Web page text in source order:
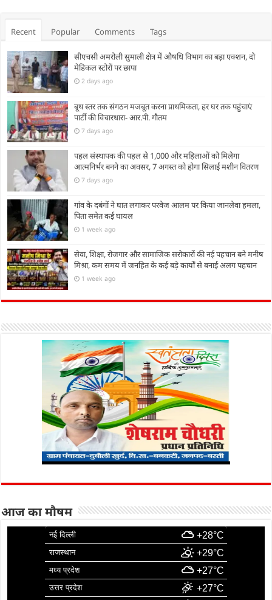
Recent Popular Comments Tags
सीएचसी अमरोली सुमाली क्षेत्र में औषधि विभाग का बड़ा एक्शन, दो
मेडिकल स्टोरों पर छापा
2 days ago
बूथ स्तर तक संगठन मजबूत करना प्राथमिकता, हर घर तक पहुंचाएं
पार्टी की विचारधारा- आर.पी. गौतम
7 days ago
पहल संस्थापक की पहल से 1,000 और महिलाओं को मिलेगा
आत्मनिर्भर बनने का अवसर, 7 अगस्त को होगा सिलाई मशीन वितरण
7 days ago
गांव के दबंगों ने घात लगाकर परवेज आलम पर किया जानलेवा हमला,
पिता समेत कई घायल
1 week ago
सेवा, शिक्षा, रोजगार और सामाजिक सरोकारों की नई पहचान बने मनीष
मिश्रा, कम समय में जनहित के कई बड़े कार्यों से बनाई अलग पहचान
1 week ago
आज का मौषम
नई दिल्ली +28°C
राजस्थान +29°C
मध्य प्रदेश +27°C
उत्तर प्रदेश +27°C